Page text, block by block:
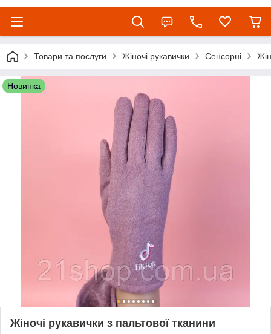
Товари та послуги Жіночі рукавички Сенсорні
Новинка
Жіночі рукавички з пальтової тканини